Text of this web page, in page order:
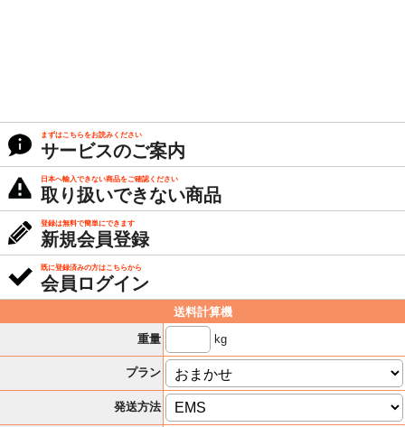
まずはこちらをお読みください
サービスのご案内
日本へ輸入できない商品をご確認ください
取り扱いできない商品
登録は無料で簡単にできます
新規会員登録
既に登録済みの方はこちらから
会員ログイン
送料計算機
重量
kg
プラン
発送方法